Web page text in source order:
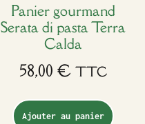
Panier gourmand
Serata di pasta Terra
Calda
58,00 € TTC
Ajouter au panier